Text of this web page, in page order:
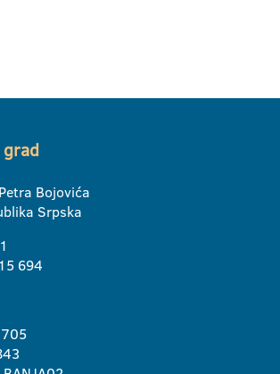
Bojovića
Srpska
694